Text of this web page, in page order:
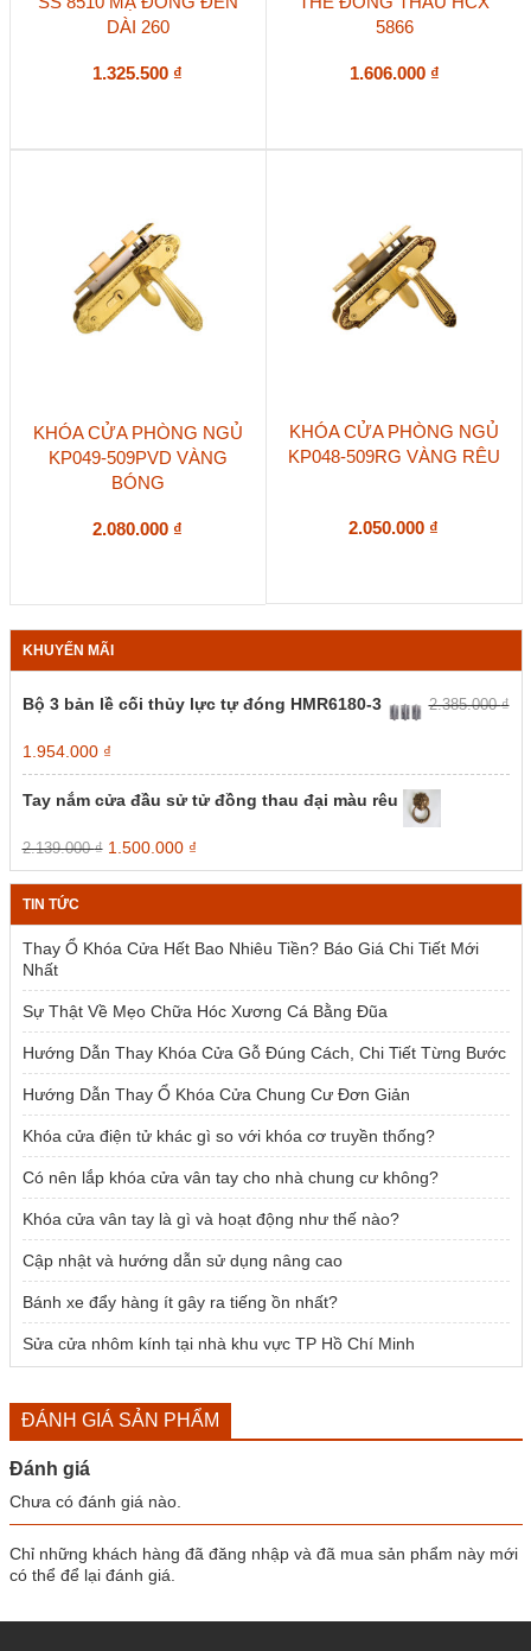
DÀI 260
1.325.500 ₫
5866
1.606.000 ₫
KHÓA CỬA PHÒNG NGỦ
KP049-509PVD VÀNG
BÓNG
2.080.000 ₫
KHÓA CỬA PHÒNG NGỦ
KP048-509RG VÀNG RÊU
2.050.000 ₫
KHUYẾN MÃI
Bộ 3 bản lề cối thủy lực tự đóng HMR6180-3 2.385.000₫
Giá
gốc
là:
2.385.000 ₫.
1.954.000 ₫Giá
hiện
tại
Tay nắm cửa đầu sử tử đồng thau đại màu rêu
2.139.000₫ Giá
gốc
là:
1.500.000 ₫Giá
hiện
tại
1.500.000 ₫.
TIN TỨC
Thay Ổ Khóa Cửa Hết Bao Nhiêu Tiền? Báo Giá Chi Tiết Mới
Nhất
Sự Thật Về Mẹo Chữa Hóc Xương Cá Bằng Đũa
Hướng Dẫn Thay Khóa Cửa Gỗ Đúng Cách, Chi Tiết Từng Bước
Hướng Dẫn Thay Ổ Khóa Cửa Chung Cư Đơn Giản
Khóa cửa điện tử khác gì so với khóa cơ truyền thống?
Có nên lắp khóa cửa vân tay cho nhà chung cư không?
Khóa cửa vân tay là gì và hoạt động như thế nào?
Cập nhật và hướng dẫn sử dụng nâng cao
Bánh xe đẩy hàng ít gây ra tiếng ồn nhất?
Sửa cửa nhôm kính tại nhà khu vực TP Hồ Chí Minh
ĐÁNH GIÁ SẢN PHẨM
Đánh giá
Chưa có đánh giá nào.
Chỉ những khách hàng đã đăng nhập và đã mua sản phẩm này mới
có thể để lại đánh giá.